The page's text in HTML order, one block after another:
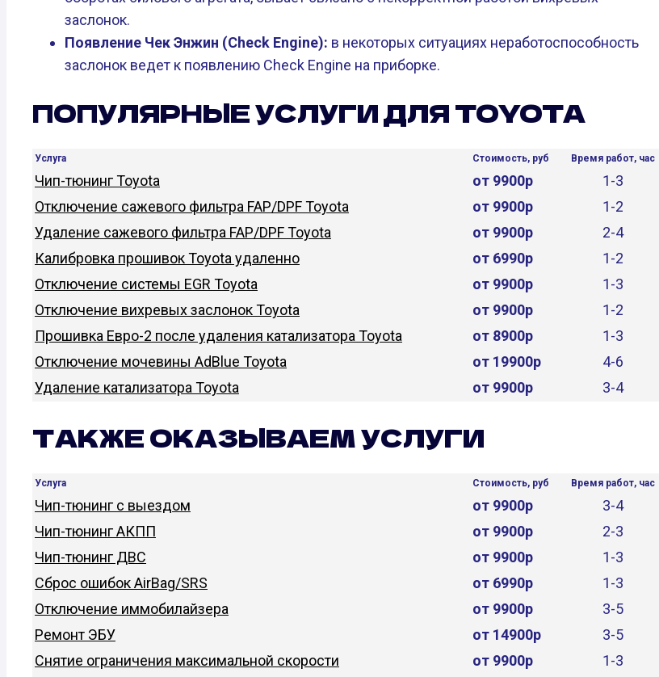
заслонок.
Появление Чек Энжин (Check Engine): в некоторых ситуациях неработоспособность
заслонок ведет к появлению Check Engine на приборке.
ПОПУЛЯРНЫЕ УСЛУГИ ДЛЯ TOYOTA
Услуга Стоимость, руб Время работ, час
Чип-тюнинг Toyota от 9900р
1-3
Отключение сажевого фильтра FAP/DPF Toyota
от 9900р
1-2
Удаление сажевого фильтра FAP/DPF Toyota
от 9900р
2-4
Калибровка прошивок Toyota удаленно
от 6990р
1-2
Отключение системы EGR Toyota
от 9900р
1-3
Отключение вихревых заслонок Toyota
от 9900р
1-2
Прошивка Евро-2 после удаления катализатора Toyota
от 8900р
1-3
Отключение мочевины AdBlue Toyota
от 19900р
4-6
Удаление катализатора Toyota
от 9900р 3-4
ТАКЖЕ ОКАЗЫВАЕМ УСЛУГИ
Услуга Стоимость, руб Время работ, час
Чип-тюнинг с выездом от 9900р
3-4
Чип-тюнинг АКПП
от 9900р
2-3
Чип-тюнинг ДВС
от 9900р
1-3
Сброс ошибок AirBag/SRS
от 6990р
1-3
Отключение иммобилайзера
от 9900р
3-5
Ремонт ЭБУ
от 14900р
3-5
Снятие ограничения максимальной скорости
от 9900р
1-3